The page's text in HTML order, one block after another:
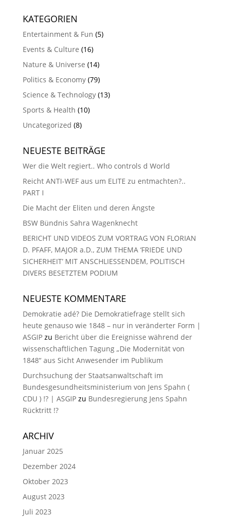
KATEGORIEN
Entertainment & Fun (5)
Events & Culture (16)
Nature & Universe (14)
Politics & Economy(79)
Science & Technology(13)
Sports & Health (10)
Uncategorized (8)
NEUESTE BEITRÄGE
Wer die Welt regiert.. Who controls d World
Reicht ANTI-WEF aus um ELITE zu entmachten?..
PART I
Die Macht der Eliten und deren Ängste
BSW Bündnis Sahra Wagenknecht
BERICHT UND VIDEOS ZUM VORTRAG VON FLORIAN
D. PFAFF, MAJOR a.D., ZUM THEMA ‘FRIEDE UND
SICHERHEIT’ MIT ANSCHLIESSENDEM, POLITISCH
DIVERS BESETZTEM PODIUM
NEUESTE KOMMENTARE
Demokratie adé? Die Demokratiefrage stellt sich
heute genauso wie 1848 – nur in veränderter Form |
ASGIPzu Bericht über die Ereignisse während der
wissenschaftlichen Tagung „Die Modernität von
1848“ aus Sicht Anwesender im Publikum
Durchsuchung der Staatsanwaltschaft im
Bundesgesundheitsministerium von Jens Spahn (
CDU ) !? | ASGIPzu Bundesregierung Jens Spahn
Rücktritt !?
ARCHIV
Januar 2025
Dezember 2024
Oktober 2023
August 2023
Juli 2023